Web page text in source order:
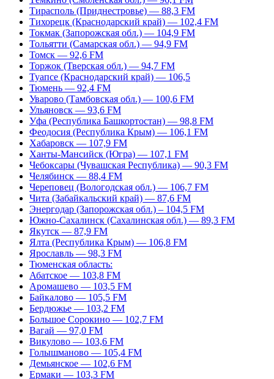
Тирасполь (Приднестровье) — 88,3 FM
Тихорецк (Краснодарский край) — 102,4 FM
Токмак (Запорожская обл.) — 104,9 FM
Тольятти (Самарская обл.) — 94,9 FM
Томск — 92,6 FM
Торжок (Тверская обл.) — 94,7 FM
Туапсе (Краснодарский край) — 106,5
Тюмень — 92,4 FM
Уварово (Тамбовская обл.) — 100,6 FM
Ульяновск — 93,6 FM
Уфа (Республика Башкортостан) — 98,8 FM
Феодосия (Республика Крым) — 106,1 FM
Хабаровск — 107,9 FM
Ханты-Мансийск (Югра) — 107,1 FM
Чебоксары (Чувашская Республика) — 90,3 FM
Челябинск — 88,4 FM
Череповец (Вологодская обл.) — 106,7 FM
Чита (Забайкальский край) — 87,6 FM
Энергодар (Запорожская обл.) – 104,5 FM
Южно-Сахалинск (Сахалинская обл.) — 89,3 FM
Якутск — 87,9 FM
Ялта (Республика Крым) — 106,8 FM
Ярославль — 98,3 FM
Тюменская область:
Абатское — 103,8 FM
Аромашево — 103,5 FM
Байкалово — 105,5 FM
Бердюжье — 103,2 FM
Большое Сорокино — 102,7 FM
Вагай — 97,0 FM
Викулово — 103,6 FM
Голышманово — 105,4 FM
Демьянское — 102,6 FM
Ермаки — 103,3 FM